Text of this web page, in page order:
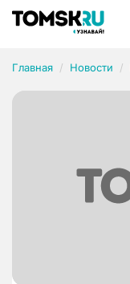
Главная Новости